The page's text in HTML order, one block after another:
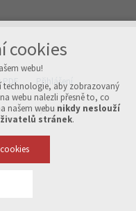
PDF Přihlášení
Vytvořeno v xart.cz
cookies
webu!
technologie, aby zobrazovaný
webu nalezli přesně to, co
našem webu nikdy neslouží
stránek.